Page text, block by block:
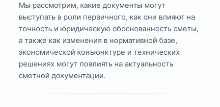
Мы рассмотрим, какие документы могут
выступать в роли первичного, как они влияют на
точность и юридическую обоснованность сметы,
а также как изменения в нормативной базе,
экономической конъюнктуре и технических
решениях могут повлиять на актуальность
сметной документации.